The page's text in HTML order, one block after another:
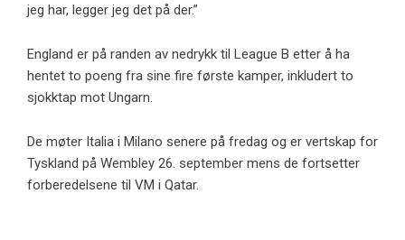
jeg har, legger jeg det på der.”
England er på randen av nedrykk til League B etter å ha
hentet to poeng fra sine fire første kamper, inkludert to
sjokktap mot Ungarn.
De møter Italia i Milano senere på fredag ​​og er vertskap for
Tyskland på Wembley 26. september mens de fortsetter
forberedelsene til VM i Qatar.